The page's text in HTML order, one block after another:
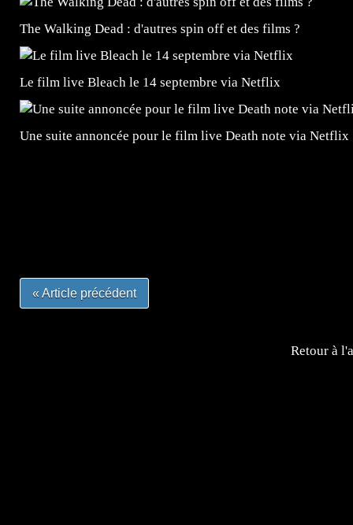
The Walking Dead : d'autres spin off et des films ?
Le film live Bleach le 14 septembre via Netflix
Une suite annoncée pour le film live Death note via Netflix
« Article précédent
Retour à